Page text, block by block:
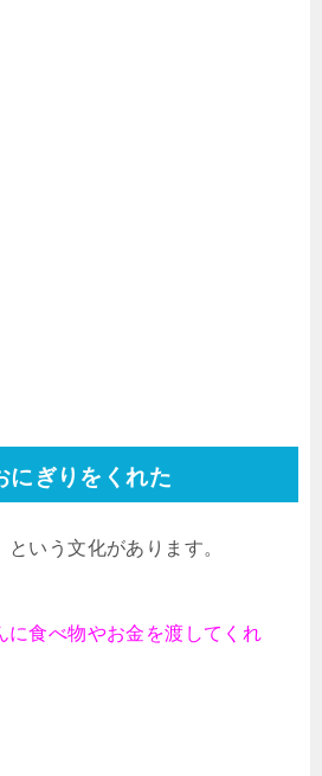
にぎりをくれた
という文化があります。
に食べ物やお金を渡してくれ